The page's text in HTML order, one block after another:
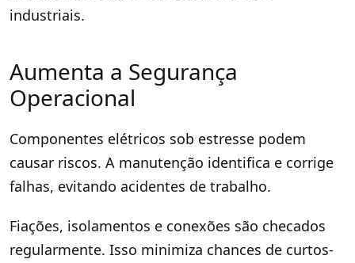
industriais.
Aumenta a Segurança
Operacional
Componentes elétricos sob estresse podem
causar riscos. A manutenção identifica e corrige
falhas, evitando acidentes de trabalho.
Fiações, isolamentos e conexões são checados
regularmente. Isso minimiza chances de curtos-